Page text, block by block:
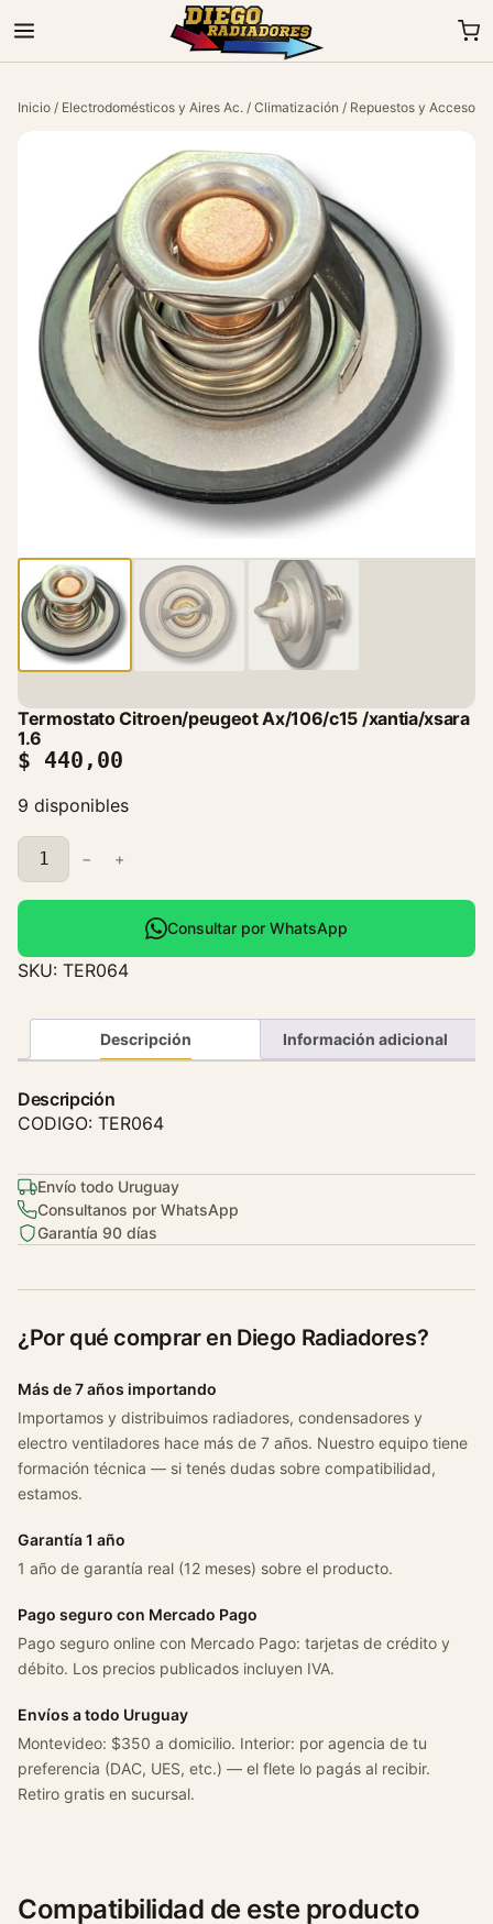
Inicio / Electrodomésticos y Aires Ac. / Climatización / Repuestos y
Termostato Citroen/peugeot Ax/106/c15 /xantia/xsara
1.6
$ 440,00
9 disponibles
T
e
r
o
s
t
C
r
o
e
/
e
g
e
o
t
x
/
0
6
/
1
5
/
x
i
− +
Consultar por WhatsApp
SKU: TER064
Descripción Información adicional
Descripción
CODIGO: TER064
Envío todo Uruguay
Consultanos por WhatsApp
Garantía 90 días
¿Por qué comprar en Diego Radiadores?
Más de 7 años importando
Importamos y distribuimos radiadores, condensadores y
electro ventiladores hace más de 7 años. Nuestro equipo tiene
formación técnica — si tenés dudas sobre compatibilidad,
estamos.
Garantía 1 año
1 año de garantía real (12 meses) sobre el producto.
Pago seguro con Mercado Pago
Pago seguro online con Mercado Pago: tarjetas de crédito y
débito. Los precios publicados incluyen IVA.
Envíos a todo Uruguay
Montevideo: $350 a domicilio. Interior: por agencia de tu
preferencia (DAC, UES, etc.) — el flete lo pagás al recibir.
Retiro gratis en sucursal.
Compatibilidad de este producto